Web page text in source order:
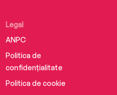
Legal
ANPC
Politica de
confidențialitate
Politica de cookie